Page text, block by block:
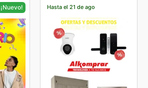
¡Nuevo! Hasta el 21 de ago